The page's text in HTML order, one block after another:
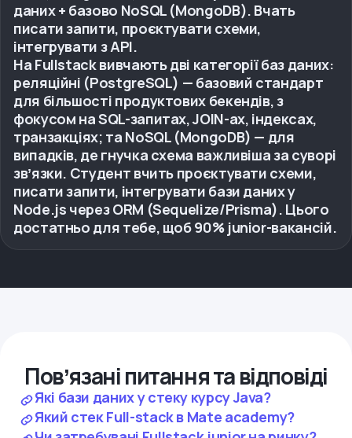
даних + базово NoSQL (MongoDB). Вчать
писати запити, проєктувати схеми,
інтегрувати з API.
На Fullstack вивчають дві категорії баз даних:
реляційні (PostgreSQL) — базовий стандарт
для більшості продуктових бекендів, з
фокусом на SQL-запитах, JOIN-ах, індексах,
транзакціях; та NoSQL (MongoDB) — для
випадків, де гнучка схема важливіша за суворі
звʼязки. Студент вчить проєктувати схеми,
писати запити, інтегрувати бази даних у
Node.js через ORM (Sequelize/Prisma). Цього
достатньо для тебе, щоб 90% junior-вакансій.
Повʼязані питання та відповіді
Які бази даних у стеку курсу Java?
Який стек Full-stack в Mate academy?